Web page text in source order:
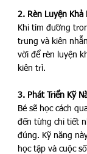
2. Rèn Luyện Khả
Khi tìm đường
trung và kiên
vời để rèn luyện
kiên trì.
3. Phát Triển Kỹ
Bé sẽ học cách
đến từng chi tiết
đúng. Kỹ năng
học tập và cuộc